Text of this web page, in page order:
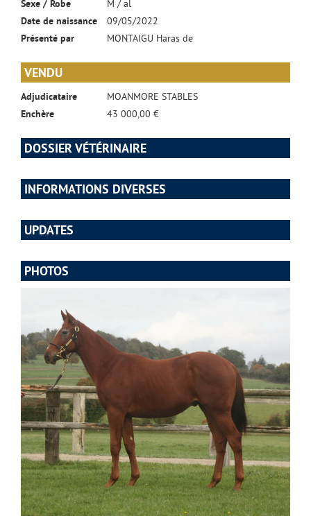
Sexe / Robe
M / al
Date de naissance
09/05/2022
Présenté par
MONTAIGU Haras de
VENDU
Adjudicataire
MOANMORE STABLES
Enchère
43 000,00 €
DOSSIER VÉTÉRINAIRE
INFORMATIONS DIVERSES
UPDATES
PHOTOS